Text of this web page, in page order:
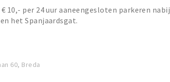
10,- per 24 uur aaneengesloten parkeren nabij
het Spanjaardsgat.
60, Breda